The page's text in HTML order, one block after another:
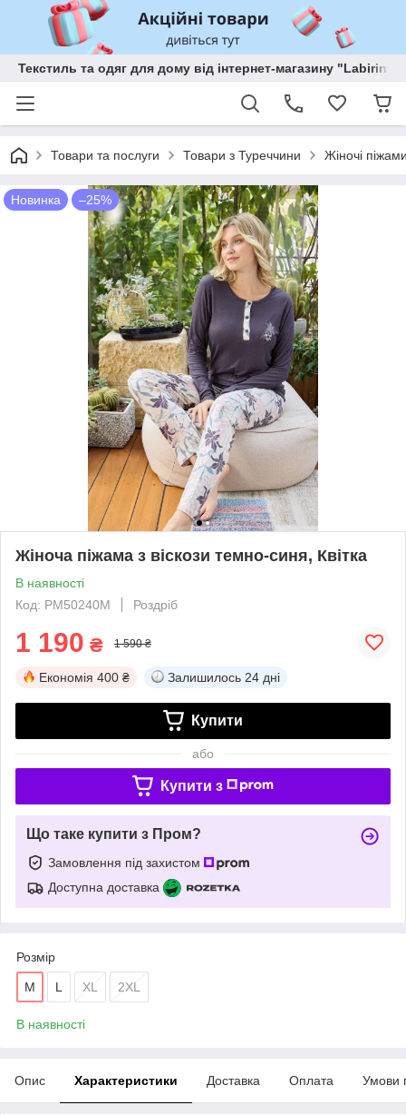
Текстиль та одяг для дому від інтернет-магазину "Labirint"
Товари та послуги Товари з Туреччини Жіночі
Новинка –25%
Жіноча піжама з віскози темно-синя, Квітка
В наявності
Код: PM50240M
Роздріб
1 190 ₴ 1 590 ₴
Економія 400 ₴ Залишилось 24 дні
Купити
або
Купити з
Що таке купити з Пром?
Замовлення під захистом
Доступна доставка
Розмір
M L XL 2XL
В наявності
Опис Характеристики Доставка Оплата Умови